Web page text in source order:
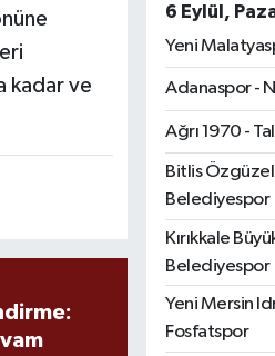
kadar ve
6 Eylül,
Yeni
Adanaspor -
Ağrı 1970 -
Bitlis
Belediyespor
Kırıkkale
Belediyespor
Yeni Mersin
Fosfatspor